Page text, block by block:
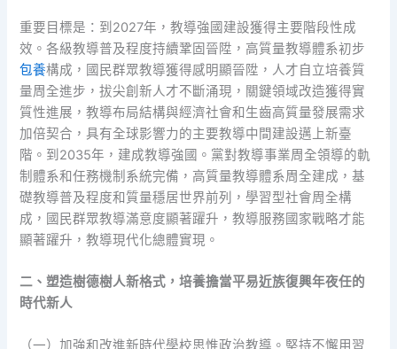
重要目標是：到2027年，教導強國建設獲得主要階段性成
效。各級教導普及程度持續鞏固晉陞，高質量教導體系初步
包養構成，國民群眾教導獲得感明顯晉陞，人才自立培養質
量周全進步，拔尖創新人才不斷涌現，關鍵領域改造獲得實
質性進展，教導布局結構與經濟社會和生齒高質量發展需求
加倍契合，具有全球影響力的主要教導中間建設邁上新臺
階。到2035年，建成教導強國。黨對教導事業周全領導的軌
制體系和任務機制系統完備，高質量教導體系周全建成，基
礎教導普及程度和質量穩居世界前列，學習型社會周全構
成，國民群眾教導滿意度顯著躍升，教導服務國家戰略才能
顯著躍升，教導現代化總體實現。
二、塑造樹德樹人新格式，培養擔當平易近族復興年夜任的
時代新人
（一）加強和改進新時代學校思惟政治教導。堅持不懈用習